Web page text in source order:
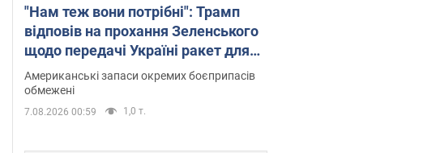
"Нам теж вони потрібні": Трамп
відповів на прохання Зеленського
щодо передачі Україні ракет для
Patriot
Американські запаси окремих боєприпасів
обмежені
7.08.2026 00:59 1,0 т.